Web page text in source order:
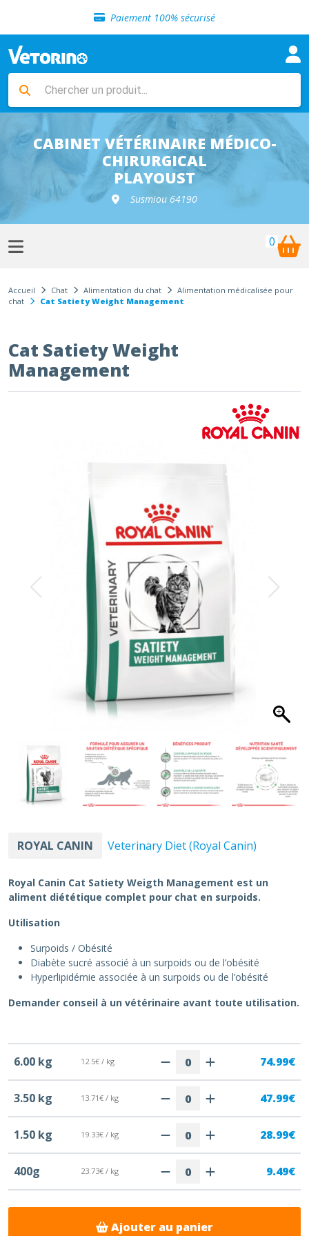
Paiement 100% sécurisé
Livraison gratuite en clinique vétérinaire
Sélection de croquettes vétérinaire
Livraison gratuite en clinique vétérinaire
Retour gratuit en clinique
Sélection de croquettes vétérinaire
CABINET VÉTÉRINAIRE MÉDICO-
CHIRURGICAL
PLAYOUST
Susmiou 64190
0
Accueil Chat Alimentation du chat
Alimentation médicalisée pour
chat
Cat Satiety Weight Management
ROYAL CANIN Veterinary Diet (Royal Canin)
Cat Satiety Weight
Management
Royal Canin Cat Satiety Weigth Management est un
aliment diététique complet pour chat en surpoids.
Utilisation
Surpoids / Obésité
Diabète sucré associé à un surpoids ou de l’obésité
Hyperlipidémie associée à un surpoids ou de l’obésité
Demander conseil à un vétérinaire avant toute utilisation.
6.00 kg 12.5€ / kg 74.99€
3.50 kg 13.71€ / kg 47.99€
1.50 kg 19.33€ / kg 28.99€
400g 23.73€ / kg 9.49€
Ajouter au panier